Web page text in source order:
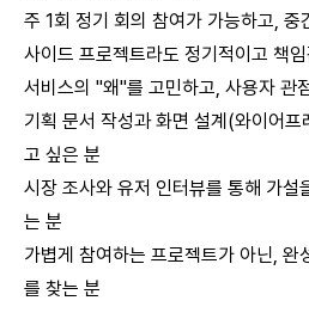
주 1회 정기 회의 참여가 가능하고, 중
사이드 프로젝트라도 정기적이고 책
서비스의 "왜"를 고민하고, 사용자 관
기획 문서 작성과 화면 설계(와이어
고 싶은 분
시장 조사와 유저 인터뷰를 통해 가설
는 분
가볍게 참여하는 프로젝트가 아닌, 완
를 찾는 분